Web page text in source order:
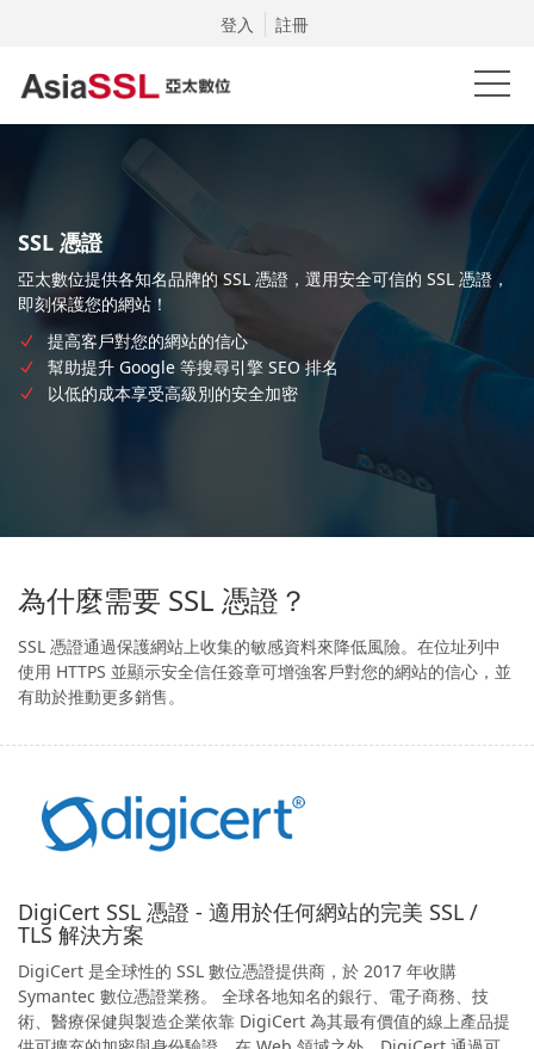
登入 註冊
SSL 憑證
亞太數位提供各知名品牌的 SSL 憑證，選用安全可信的 SSL 憑證，
即刻保護您的網站！
提高客戶對您的網站的信心
幫助提升 Google 等搜尋引擎 SEO 排名
以低的成本享受高級別的安全加密
為什麼需要 SSL 憑證？
SSL 憑證通過保護網站上收集的敏感資料來降低風險。在位址列中
使用 HTTPS 並顯示安全信任簽章可增強客戶對您的網站的信心，並
有助於推動更多銷售。
DigiCert SSL 憑證 - 適用於任何網站的完美 SSL /
TLS 解決方案
DigiCert 是全球性的 SSL 數位憑證提供商，於 2017 年收購
Symantec 數位憑證業務。 全球各地知名的銀行、電子商務、技
術、醫療保健與製造企業依靠 DigiCert 為其最有價值的線上產品提